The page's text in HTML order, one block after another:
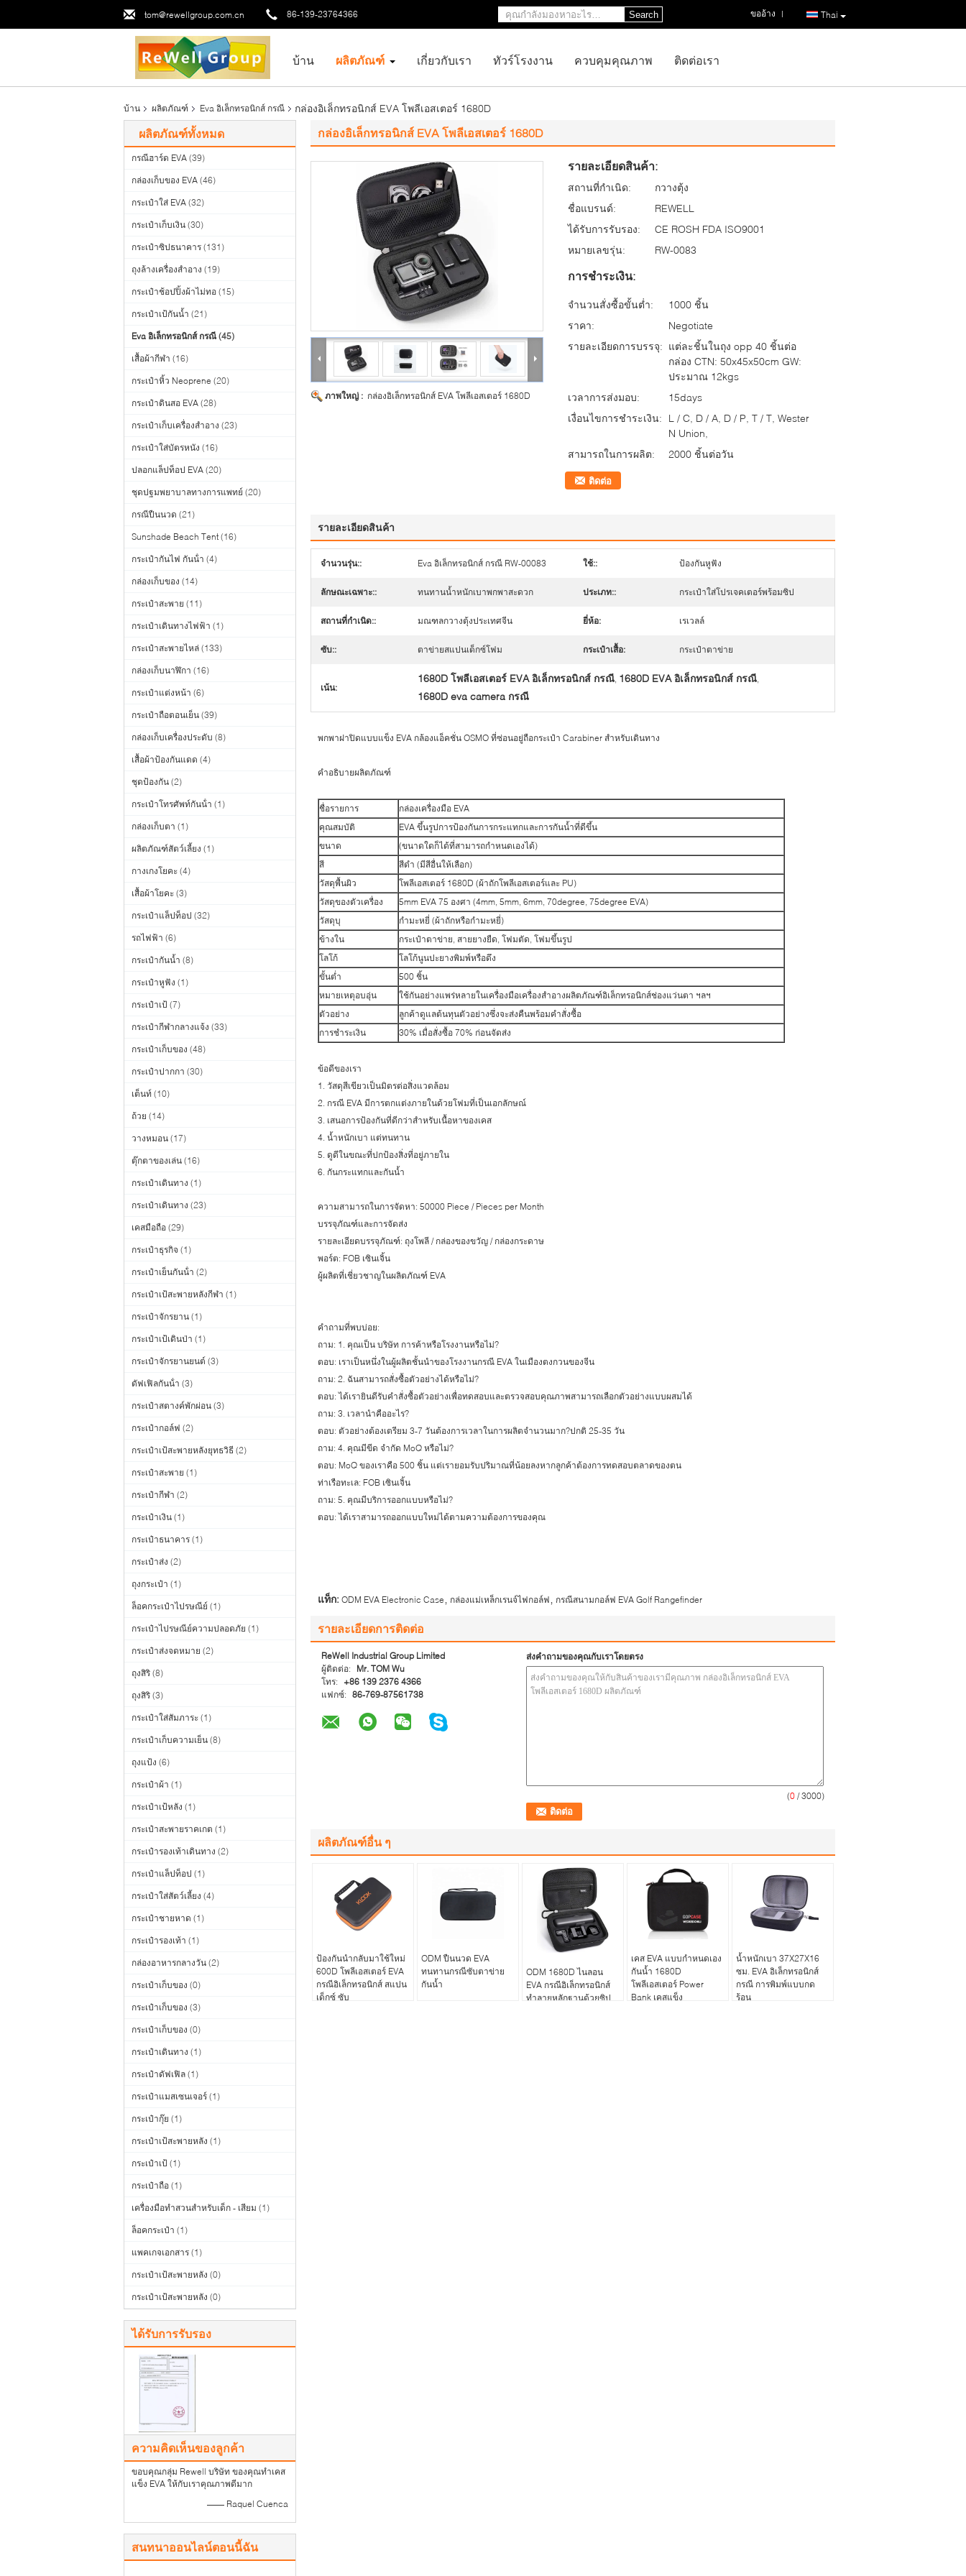
tom@rewellgroup.com.cn 86-139-23764366 Thai
ขออ้าง |
Search
บ้าน ผลิตภัณฑ์ เกี่ยวกับเรา ทัวร์โรงงาน ควบคุมคุณภาพ ติดต่อเรา
บ้าน ผลิตภัณฑ์ Eva อิเล็กทรอนิกส์ กรณี กล่องอิเล็กทรอนิกส์ EVA โพลีเอสเตอร์ 1680D
ผลิตภัณฑ์ทั้งหมด
กรณีฮาร์ด EVA (39)
กล่องเก็บของ EVA (46)
กระเป๋าใส่ EVA (32)
กระเป๋าเก็บเงิน (30)
กระเป๋าซิปธนาคาร (131)
ถุงล้างเครื่องสำอาง (19)
กระเป๋าช้อปปิ้งผ้าไม่ทอ (15)
กระเป๋าเป้กันน้ำ (21)
Eva อิเล็กทรอนิกส์ กรณี (45)
เสื้อผ้ากีฬา (16)
กระเป๋าหิ้ว Neoprene (20)
กระเป๋าดินสอ EVA (28)
กระเป๋าเก็บเครื่องสำอาง (23)
กระเป๋าใส่บัตรหนัง (16)
ปลอกแล็ปท็อป EVA (20)
ชุดปฐมพยาบาลทางการแพทย์ (20)
กรณีปืนนวด (21)
Sunshade Beach Tent (16)
กระเป๋ากันไฟ กันน้ํา (4)
กล่องเก็บของ (14)
กระเป๋าสะพาย (11)
กระเป๋าเดินทางไฟฟ้า (1)
กระเป๋าสะพายไหล่ (133)
กล่องเก็บนาฬิกา (16)
กระเป๋าแต่งหน้า (6)
กระเป๋าถือตอนเย็น (39)
กล่องเก็บเครื่องประดับ (8)
เสื้อผ้าป้องกันแดด (4)
ชุดป้องกัน (2)
กระเป๋าโทรศัพท์กันน้ํา (1)
กล่องเก็บตา (1)
ผลิตภัณฑ์สัตว์เลี้ยง (1)
กางเกงโยคะ (4)
เสื้อผ้าโยคะ (3)
กระเป๋าแล็ปท็อป (32)
รถไฟฟ้า (6)
กระเป๋ากันน้ำ (8)
กระเป๋าหูฟัง (1)
กระเป๋าเป้ (7)
กระเป๋ากีฬากลางแจ้ง (33)
กระเป๋าเก็บของ (48)
กระเป๋าปากกา (30)
เต็นท์ (10)
ถ้วย (14)
วางหมอน (17)
ตุ๊กตาของเล่น (16)
กระเป๋าเดินทาง (1)
กระเป๋าเดินทาง (23)
เคสมือถือ (29)
กระเป๋าธุรกิจ (1)
กระเป๋าเย็นกันน้ํา (2)
กระเป๋าเป้สะพายหลังกีฬา (1)
กระเป๋าจักรยาน (1)
กระเป๋าเป้เดินป่า (1)
กระเป๋าจักรยานยนต์ (3)
ดัฟเฟิลกันน้ํา (3)
กระเป๋าสตางค์พักผ่อน (3)
กระเป๋ากอล์ฟ (2)
กระเป๋าเป้สะพายหลังยุทธวิธี (2)
กระเป๋าสะพาย (1)
กระเป๋ากีฬา (2)
กระเป๋าเงิน (1)
กระเป๋าธนาคาร (1)
กระเป๋าส่ง (2)
ถุงกระเป๋า (1)
ล็อคกระเป๋าไปรษณีย์ (1)
กระเป๋าไปรษณีย์ความปลอดภัย (1)
กระเป๋าส่งจดหมาย (2)
ถุงสิริ (8)
ถุงสิริ (3)
กระเป๋าใส่สัมภาระ (1)
กระเป๋าเก็บความเย็น (8)
ถุงแป้ง (6)
กระเป๋าผ้า (1)
กระเป๋าเป้หลัง (1)
กระเป๋าสะพายราคเกต (1)
กระเป๋ารองเท้าเดินทาง (2)
กระเป๋าแล็ปท็อป (1)
กระเป๋าใส่สัตว์เลี้ยง (4)
กระเป๋าชายหาด (1)
กระเป๋ารองเท้า (1)
กล่องอาหารกลางวัน (2)
กระเป๋าเก็บของ (0)
กระเป๋าเก็บของ (3)
กระเป๋าเก็บของ (0)
กระเป๋าเดินทาง (1)
กระเป๋าดัฟเฟิล (1)
กระเป๋าแมสเซนเจอร์ (1)
กระเป๋ากุ๊ย (1)
กระเป๋าเป้สะพายหลัง (1)
กระเป๋าเป้ (1)
กระเป๋าถือ (1)
เครื่องมือทำสวนสำหรับเด็ก - เสียม (1)
ล็อคกระเป๋า (1)
แพคเกจเอกสาร (1)
กระเป๋าเป้สะพายหลัง (0)
กระเป๋าเป้สะพายหลัง (0)
ได้รับการรับรอง
ความคิดเห็นของลูกค้า
ขอบคุณกลุ่ม Rewell บริษัท ของคุณทำเคส
แข็ง EVA ให้กับเราคุณภาพดีมาก
—— Raquel Cuenca
สนทนาออนไลน์ตอนนี้ฉัน
กล่องอิเล็กทรอนิกส์ EVA โพลีเอสเตอร์ 1680D
ภาพใหญ่ : กล่องอิเล็กทรอนิกส์ EVA โพลีเอสเตอร์ 1680D
รายละเอียดสินค้า:
สถานที่กำเนิด:
กวางตุ้ง
ชื่อแบรนด์:
REWELL
ได้รับการรับรอง:
CE ROSH FDA ISO9001
หมายเลขรุ่น:
RW-0083
การชำระเงิน:
จำนวนสั่งซื้อขั้นต่ำ:
1000 ชิ้น
ราคา:
Negotiate
รายละเอียดการบรรจุ: แต่ละชิ้นในถุง opp 40 ชิ้นต่อ
กล่อง CTN: 50x45x50cm GW:
ประมาณ 12kgs
เวลาการส่งมอบ:
15days
เงื่อนไขการชำระเงิน:
L / C, D / A, D / P, T / T, Wester
N Union,
สามารถในการผลิต:
2000 ชิ้นต่อวัน
ติดต่อ
รายละเอียดสินค้า
จำนวนรุ่น:: Eva อิเล็กทรอนิกส์ กรณี RW-00083 ใช้:: ป้องกันหูฟัง
ลักษณะเฉพาะ:: ทนทานน้ำหนักเบาพกพาสะดวก ประเภท:: กระเป๋าใส่โปรเจคเตอร์พร้อมซิป
สถานที่กำเนิด:: มณฑลกวางตุ้งประเทศจีน ยี่ห้อ: เรเวลล์
ซับ:: ตาข่ายสแปนเด็กซ์โฟม กระเป๋าเสื้อ: กระเป๋าตาข่าย
เน้น:
1680D โพลีเอสเตอร์ EVA อิเล็กทรอนิกส์ กรณี, 1680D EVA อิเล็กทรอนิกส์ กรณี,
1680D eva camera กรณี
พกพาฝาปิดแบบแข็ง EVA กล้องแอ็คชั่น OSMO ที่ซ่อนอยู่ถือกระเป๋า Carabiner สำหรับเดินทาง
คำอธิบายผลิตภัณฑ์
ชื่อรายการ
กล่องเครื่องมือ EVA
คุณสมบัติ
EVA ขึ้นรูปการป้องกันการกระแทกและการกันน้ำที่ดีขึ้น
ขนาด
(ขนาดใดก็ได้ที่สามารถกำหนดเองได้)
สี
สีดำ (มีสีอื่นให้เลือก)
วัสดุพื้นผิว
โพลีเอสเตอร์ 1680D (ผ้าถักโพลีเอสเตอร์และ PU)
วัสดุของตัวเครื่อง
5mm EVA 75 องศา (4mm, 5mm, 6mm, 70degree, 75degree EVA)
วัสดุบุ
กำมะหยี่ (ผ้าถักหรือกำมะหยี่)
ข้างใน
กระเป๋าตาข่าย, สายยางยืด, โฟมตัด, โฟมขึ้นรูป
โลโก้
โลโก้นูนปะยางพิมพ์หรือดึง
ขั้นต่ำ
500 ชิ้น
หมายเหตุอบอุ่น
ใช้กันอย่างแพร่หลายในเครื่องมือเครื่องสำอางผลิตภัณฑ์อิเล็กทรอนิกส์ช่องแว่นตา ฯลฯ
ตัวอย่าง
ลูกค้าดูแลต้นทุนตัวอย่างซึ่งจะส่งคืนพร้อมคำสั่งซื้อ
การชำระเงิน
30% เมื่อสั่งซื้อ 70% ก่อนจัดส่ง
ข้อดีของเรา
1. วัสดุสีเขียวเป็นมิตรต่อสิ่งแวดล้อม
2. กรณี EVA มีการตกแต่งภายในด้วยโฟมที่เป็นเอกลักษณ์
3. เสนอการป้องกันที่ดีกว่าสำหรับเนื้อหาของเคส
4. น้ำหนักเบา แต่ทนทาน
5. ดูดีในขณะที่ปกป้องสิ่งที่อยู่ภายใน
6. กันกระแทกและกันน้ำ
ความสามารถในการจัดหา: 50000 Piece / Pieces per Month
บรรจุภัณฑ์และการจัดส่ง
รายละเอียดบรรจุภัณฑ์: ถุงโพลี / กล่องของขวัญ / กล่องกระดาษ
พอร์ต: FOB เซินเจิ้น
ผู้ผลิตที่เชี่ยวชาญในผลิตภัณฑ์ EVA
คำถามที่พบบ่อย:
ถาม: 1. คุณเป็น บริษัท การค้าหรือโรงงานหรือไม่?
ตอบ: เราเป็นหนึ่งในผู้ผลิตชั้นนำของโรงงานกรณี EVA ในเมืองตงกวนของจีน
ถาม: 2. ฉันสามารถสั่งซื้อตัวอย่างได้หรือไม่?
ตอบ: ได้เรายินดีรับคำสั่งซื้อตัวอย่างเพื่อทดสอบและตรวจสอบคุณภาพสามารถเลือกตัวอย่างแบบผสมได้
ถาม: 3. เวลานำคืออะไร?
ตอบ: ตัวอย่างต้องเตรียม 3-7 วันต้องการเวลาในการผลิตจำนวนมาก?ปกติ 25-35 วัน
ถาม: 4. คุณมีขีด จำกัด MoQ หรือไม่?
ตอบ: MoQ ของเราคือ 500 ชิ้น แต่เรายอมรับปริมาณที่น้อยลงหากลูกค้าต้องการทดสอบตลาดของตน
ท่าเรือทะเล: FOB เซินเจิ้น
ถาม: 5. คุณมีบริการออกแบบหรือไม่?
ตอบ: ได้เราสามารถออกแบบใหม่ได้ตามความต้องการของคุณ
แท็ก: ODM EVA Electronic Case กล่องแม่เหล็กเรนจ์ไฟกอล์ฟ กรณีสนามกอล์ฟ EVA Golf Rangefinder
รายละเอียดการติดต่อ
ReWell Industrial Group Limited
ผู้ติดต่อ:
Mr. TOM Wu
โทร:
+86 139 2376 4366
แฟกซ์: 86-769-87561738
ส่งคำถามของคุณกับเราโดยตรง
(0 / 3000)
ผลิตภัณฑ์อื่น ๆ
ป้องกันนำกลับมาใช้ใหม่
600D โพลีเอสเตอร์ EVA
กรณีอิเล็กทรอนิกส์ สแปน
เด็กซ์ ซับ
ODM ปืนนวด EVA
ทนทานกรณีซับตาข่าย
กันน้ำ
ODM 1680D ไนลอน
EVA กรณีอิเล็กทรอนิกส์
ทำลายหลักฐานด้วยซิป
เคส EVA แบบกำหนดเอง
กันน้ำ 1680D
โพลีเอสเตอร์ Power
Bank เคสแข็ง
น้ำหนักเบา 37X27X16
ซม. EVA อิเล็กทรอนิกส์
กรณี การพิมพ์แบบกด
ร้อน